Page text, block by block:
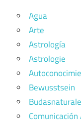
Agua
Arte
Astrología
Astrologie
Bewusstsein